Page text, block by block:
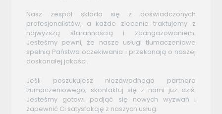
Nasz zespół składa się z doświadczonych
profesjonalistów, a każde zlecenie traktujemy z
najwyższą starannością i zaangażowaniem.
Jesteśmy pewni, że nasze usługi tłumaczeniowe
spełnią Państwa oczekiwania i przekonają o naszej
doskonałej jakości.
Jeśli poszukujesz niezawodnego partnera
tłumaczeniowego, skontaktuj się z nami już dziś.
Jesteśmy gotowi podjąć się nowych wyzwań i
zapewnić Ci satysfakcję z naszych usług.